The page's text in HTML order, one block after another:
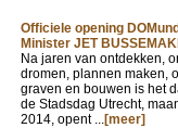
Officiele opening
Minister JET
Na jaren van ontdekken,
dromen, plannen maken,
graven en bouwen is het
de Stadsdag Utrecht,
2014, opent ...[meer]